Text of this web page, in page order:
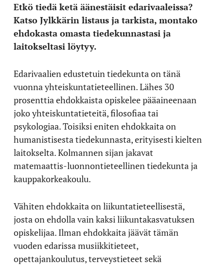
Etkö tiedä ketä äänestäisit edarivaaleissa?
Katso Jylkkärin listaus ja tarkista, montako
ehdokasta omasta tiedekunnastasi ja
laitokseltasi löytyy.
Edarivaalien edustetuin tiedekunta on tänä
vuonna yhteiskuntatieteellinen. Lähes 30
prosenttia ehdokkaista opiskelee pääaineenaan
joko yhteiskuntatieteitä, filosofiaa tai
psykologiaa. Toisiksi eniten ehdokkaita on
humanistisesta tiedekunnasta, erityisesti kielten
laitokselta. Kolmannen sijan jakavat
matemaattis-luonnontieteellinen tiedekunta ja
kauppakorkeakoulu.
Vähiten ehdokkaita on liikuntatieteellisestä,
josta on ehdolla vain kaksi liikuntakasvatuksen
opiskelijaa. Ilman ehdokkaita jäävät tämän
vuoden edarissa musiikkitieteet,
opettajankoulutus, terveystieteet sekä